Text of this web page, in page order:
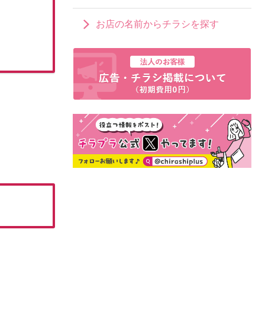
お店の名前からチラシを探す